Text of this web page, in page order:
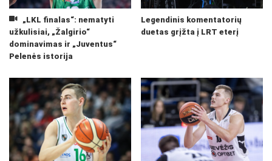
„LKL finalas“: nematyti
užkulisiai, „Žalgirio“
dominavimas ir „Juventus“
Pelenės istorija
Legendinis komentatorių
duetas grįžta į LRT eterį